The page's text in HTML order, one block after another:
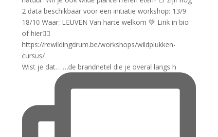
Wist je dat… …de brandnetel die je overal langs h